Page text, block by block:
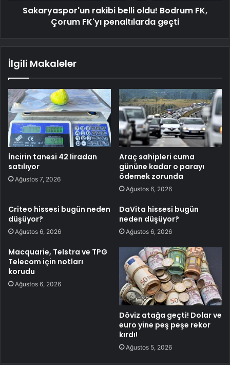
Sakaryaspor'un rakibi belli oldu! Bodrum FK,
Çorum FK'yı penaltılarda geçti
İlgili Makaleler
İncirin tanesi 42 liradan
satılıyor
Ağustos 7, 2026
Araç sahipleri cuma
gününe kadar o parayı
ödemek zorunda
Ağustos 6, 2026
Criteo hissesi bugün neden
düşüyor?
Ağustos 6, 2026
DaVita hissesi bugün
neden düşüyor?
Ağustos 6, 2026
Macquarie, Telstra ve TPG
Telecom için notları
korudu
Ağustos 6, 2026
Döviz atağa geçti! Dolar ve
euro yine peş peşe rekor
kırdı!
Ağustos 5, 2026